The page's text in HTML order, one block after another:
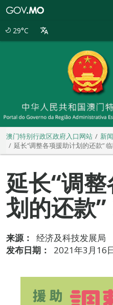
29°C
澳门特别行政区政府入口网站
新闻
延长“调整各项援助计划的还款”
延长“调
划的还款
来源：
经济及科技发展局
发布日期：
2021年3月16